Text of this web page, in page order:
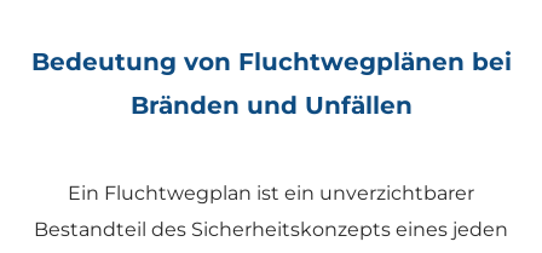
Bedeutung von Fluchtwegplänen bei
Bränden und Unfällen
Ein Fluchtwegplan ist ein unverzichtbarer
Bestandteil des Sicherheitskonzepts eines jeden